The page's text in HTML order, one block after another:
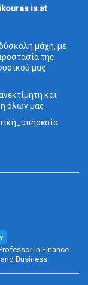
is at
μάχη, με
της
μας
και
όλων μας.
υπηρεσία
in Finance
Business